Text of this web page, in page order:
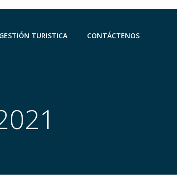
GESTIÓN TURISTICA CONTÁCTENOS